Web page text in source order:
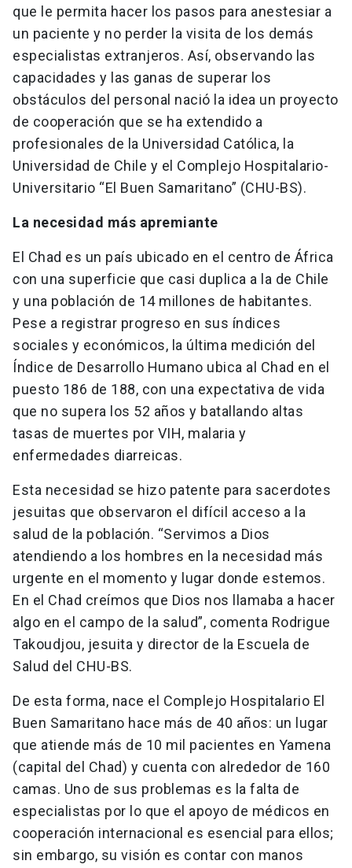
que le permita hacer los pasos para anestesiar a
un paciente y no perder la visita de los demás
especialistas extranjeros. Así, observando las
capacidades y las ganas de superar los
obstáculos del personal nació la idea un proyecto
de cooperación que se ha extendido a
profesionales de la Universidad Católica, la
Universidad de Chile y el Complejo Hospitalario-
Universitario “El Buen Samaritano” (CHU-BS).
La necesidad más apremiante
El Chad es un país ubicado en el centro de África
con una superficie que casi duplica a la de Chile
y una población de 14 millones de habitantes.
Pese a registrar progreso en sus índices
sociales y económicos, la última medición del
Índice de Desarrollo Humano ubica al Chad en el
puesto 186 de 188, con una expectativa de vida
que no supera los 52 años y batallando altas
tasas de muertes por VIH, malaria y
enfermedades diarreicas.
Esta necesidad se hizo patente para sacerdotes
jesuitas que observaron el difícil acceso a la
salud de la población. “Servimos a Dios
atendiendo a los hombres en la necesidad más
urgente en el momento y lugar donde estemos.
En el Chad creímos que Dios nos llamaba a hacer
algo en el campo de la salud”, comenta Rodrigue
Takoudjou, jesuita y director de la Escuela de
Salud del CHU-BS.
De esta forma, nace el Complejo Hospitalario El
Buen Samaritano hace más de 40 años: un lugar
que atiende más de 10 mil pacientes en Yamena
(capital del Chad) y cuenta con alrededor de 160
camas. Uno de sus problemas es la falta de
especialistas por lo que el apoyo de médicos en
cooperación internacional es esencial para ellos;
sin embargo, su visión es contar con manos